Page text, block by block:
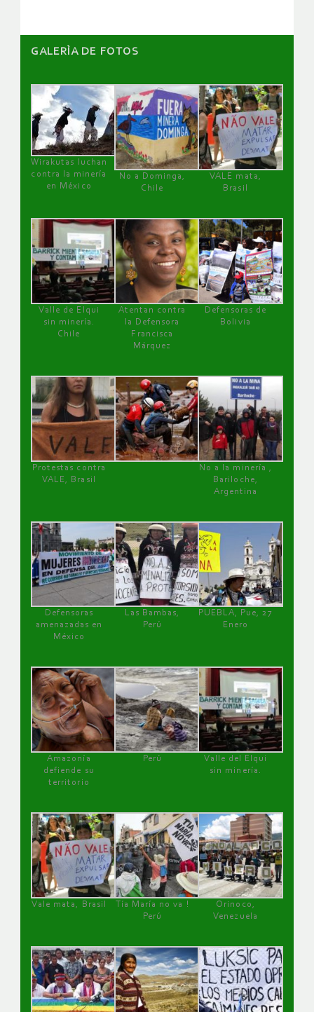
GALERÌA DE FOTOS
Wirakutas luchan
contra la minería
en México
No a Dominga,
Chile
VALE mata,
Brasil
Valle de Elqui
sin minería.
Chile
Atentan contra
la Defensora
Francisca
Márquez
Defensoras de
Bolivia
Protestas contra
VALE, Brasil
No a la minería ,
Bariloche,
Argentina
Defensoras
amenazadas en
México
Las Bambas,
Perú
PUEBLA, Pue, 27
Enero
Amazonía
defiende su
territorio
Perú
Valle del Elqui
sin minería.
Vale mata, Brasil
Tía María no va !
Perú
Orinoco,
Venezuela